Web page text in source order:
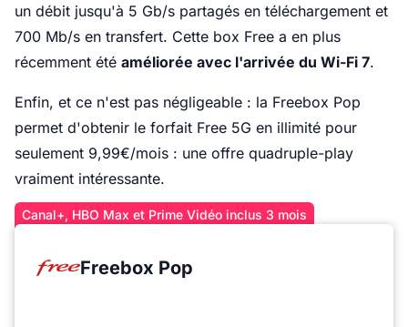
un débit jusqu'à 5 Gb/s partagés en téléchargement et
700 Mb/s en transfert. Cette box Free a en plus
récemment été améliorée avec l'arrivée du Wi-Fi 7.
Enfin, et ce n'est pas négligeable : la Freebox Pop
permet d'obtenir le forfait Free 5G en illimité pour
seulement 9,99€/mois : une offre quadruple-play
vraiment intéressante.
Canal+, HBO Max et Prime Vidéo inclus 3 mois
Freebox Pop